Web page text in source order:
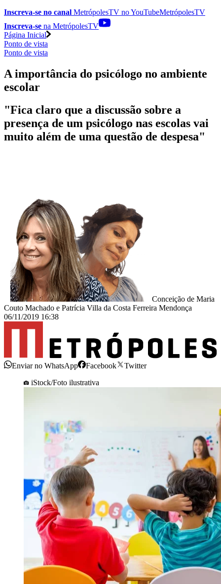
Inscreva-se no canal MetrópolesTV noYouTubeMetrópolesTV
Inscreva-se na MetrópolesTV
Página Inicial
Ponto de vista
Ponto de vista
A importância do psicólogo no ambiente
escolar
"Fica claro que a discussão sobre a
presença de um psicólogo nas escolas vai
muito além de uma questão de despesa"
Conceição de Maria
Couto Machado e Patrícia Villa da Costa Ferreira Mendonça
06/11/2019 16:38
Enviar no WhatsApp Facebook
Twitter
iStock/Foto ilustrativa